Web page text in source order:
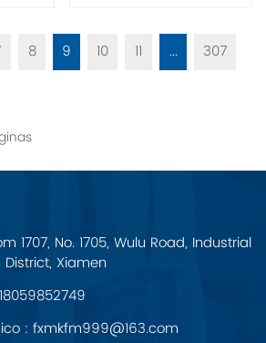
8 9 10 11 ... 307
1707, No. 1705, Wulu Road, Industrial
Xiamen
: fxmkfm999@163.com